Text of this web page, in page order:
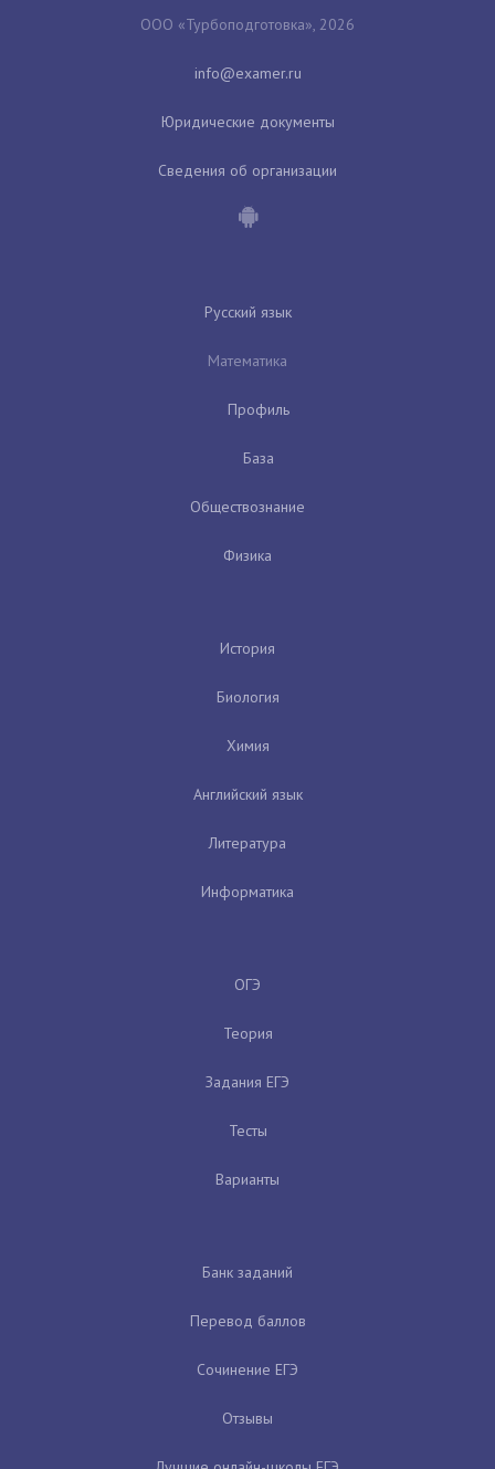
ООО «Турбоподготовка», 2026
Юридические документы
Сведения об организации
Русский язык
Математика
Профиль
База
Обществознание
Физика
История
Биология
Химия
Английский язык
Литература
Информатика
ОГЭ
Теория
Задания ЕГЭ
Тесты
Варианты
Банк заданий
Перевод баллов
Сочинение ЕГЭ
Отзывы